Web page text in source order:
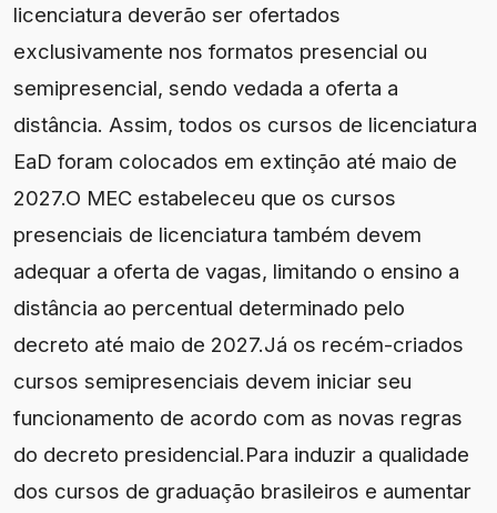
licenciatura deverão ser ofertados
exclusivamente nos formatos presencial ou
semipresencial, sendo vedada a oferta a
distância. Assim, todos os cursos de licenciatura
EaD foram colocados em extinção até maio de
2027.O MEC estabeleceu que os cursos
presenciais de licenciatura também devem
adequar a oferta de vagas, limitando o ensino a
distância ao percentual determinado pelo
decreto até maio de 2027.Já os recém-criados
cursos semipresenciais devem iniciar seu
funcionamento de acordo com as novas regras
do decreto presidencial.Para induzir a qualidade
dos cursos de graduação brasileiros e aumentar